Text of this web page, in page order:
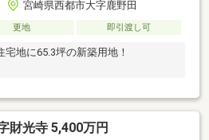
宮崎県西都市大字鹿野田
更地 即引渡し可
地に65.3坪の新築用地！
財光寺 5,400万円